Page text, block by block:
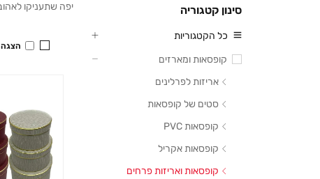
קופסאות לפרחים יתרמו לכם לשדרוג הזר היפה שתעניקו
סינון קטגוריה
כל הקטגוריות
קופסאות ומארזים
אריזות לפרלינים
סטים של קופסאות
קופסאות PVC
קופסאות אקריל
קופסאות ואריזות פרחים